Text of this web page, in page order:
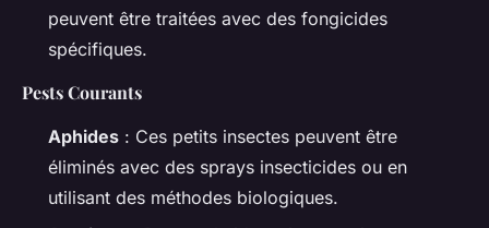
peuvent être traitées avec des fongicides
spécifiques.
Pests Courants
Aphides : Ces petits insectes peuvent être
éliminés avec des sprays insecticides ou en
utilisant des méthodes biologiques.